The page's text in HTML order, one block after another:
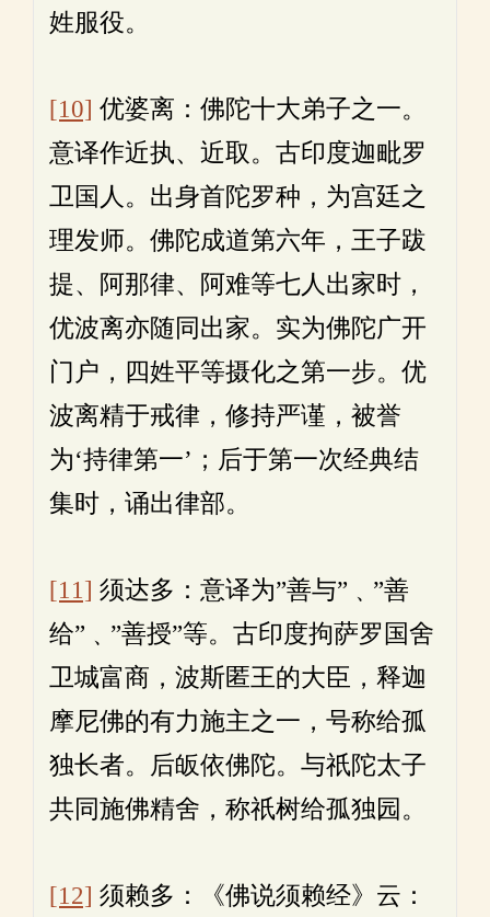
姓服役。
[10] 优婆离：佛陀十大弟子之一。
意译作近执、近取。古印度迦毗罗
卫国人。出身首陀罗种，为宫廷之
理发师。佛陀成道第六年，王子跋
提、阿那律、阿难等七人出家时，
优波离亦随同出家。实为佛陀广开
门户，四姓平等摄化之第一步。优
波离精于戒律，修持严谨，被誉
为‘持律第一’；后于第一次经典结
集时，诵出律部。
[11] 须达多：意译为”善与”﹑”善
给”﹑”善授”等。古印度拘萨罗国舍
卫城富商，波斯匿王的大臣，释迦
摩尼佛的有力施主之一，号称给孤
独长者。后皈依佛陀。与祇陀太子
共同施佛精舍，称祇树给孤独园。
[12] 须赖多：《佛说须赖经》云：